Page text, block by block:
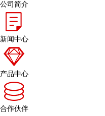
公司简介
新闻中心
产品中心
合作伙伴